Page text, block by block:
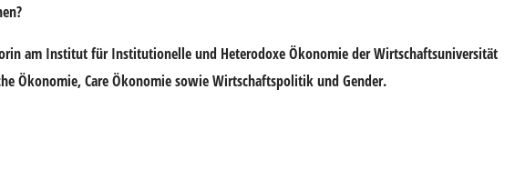
am Institut für Institutionelle und Heterodoxe Ökonomie der Wirtschaftsuniversität
Ökonomie, Care Ökonomie sowie Wirtschaftspolitik und Gender.